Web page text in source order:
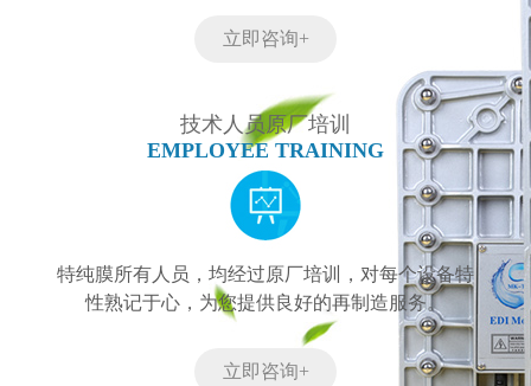
立即咨询+
技术人员原厂培训
EMPLOYEE TRAINING
特纯膜所有人员，均经过原厂培训，对每个设备特
性熟记于心，为您提供良好的再制造服务。
立即咨询+